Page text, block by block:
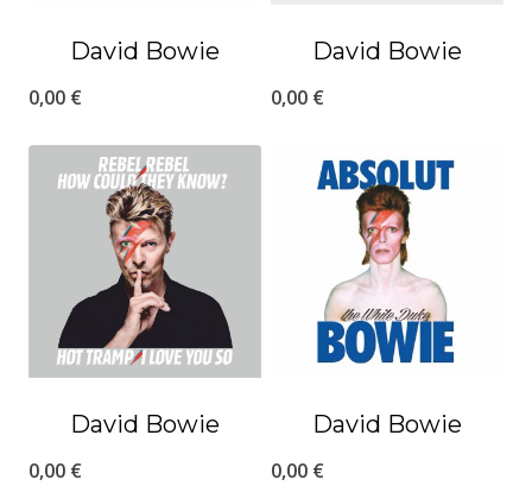
David Bowie
0,00 €
David Bowie
0,00 €
David Bowie
0,00 €
David Bowie
0,00 €